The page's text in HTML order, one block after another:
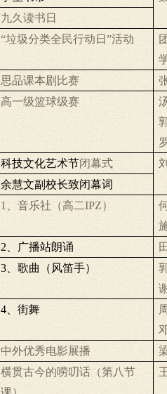
九久读书日
“垃圾分类全民行动日”活动
思品课本剧比赛
高一级篮球级赛
科技文化艺术节闭幕式
余慧文副校长致闭幕词
1 、音乐社（高二IPZ）
2 、广播站朗诵
3 、歌曲（风笛手）
4 、街舞
中外优秀电影展播
横贯古今的唠叨话（第八节